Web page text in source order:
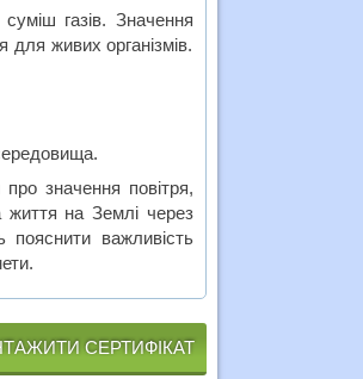
газів. Значення
для живих організмів.
значення повітря,
життя на Землі через
важливість
СЕРТИФІКАТ